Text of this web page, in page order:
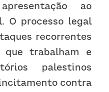
ao
O processo legal
recorrentes
que trabalham e
palestinos
contra